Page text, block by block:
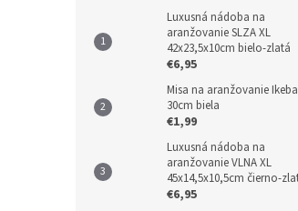
Luxusná nádoba na
aranžovanie SLZA XL
42x23,5x10cm bielo-zlatá
€6,95
Misa na aranžovanie
30cm biela
€1,99
Luxusná nádoba na
aranžovanie VLNA XL
45x14,5x10,5cm čierno-
€6,95